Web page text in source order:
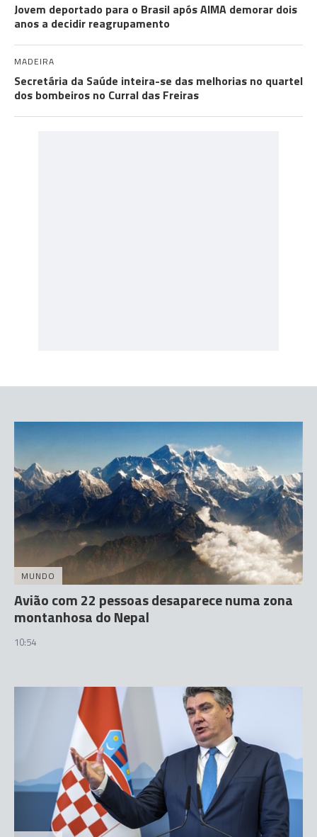
Jovem deportado para o Brasil após AIMA demorar dois
anos a decidir reagrupamento
MADEIRA
Secretária da Saúde inteira-se das melhorias no quartel
dos bombeiros no Curral das Freiras
MUNDO
Avião com 22 pessoas desaparece numa zona
montanhosa do Nepal
10:54